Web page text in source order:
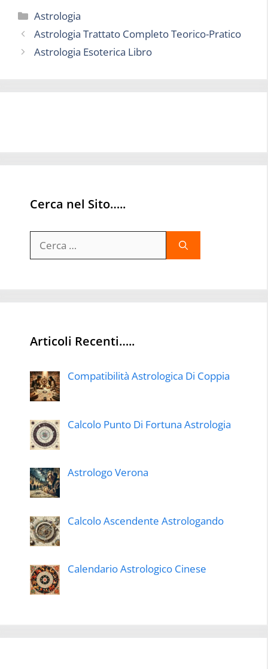
Categorie
Astrologia
Astrologia Trattato Completo Teorico-Pratico
Astrologia Esoterica Libro
Cerca nel Sito…..
per:
Articoli Recenti…..
Compatibilità Astrologica Di Coppia
Calcolo Punto Di Fortuna Astrologia
Astrologo Verona
Calcolo Ascendente Astrologando
Calendario Astrologico Cinese